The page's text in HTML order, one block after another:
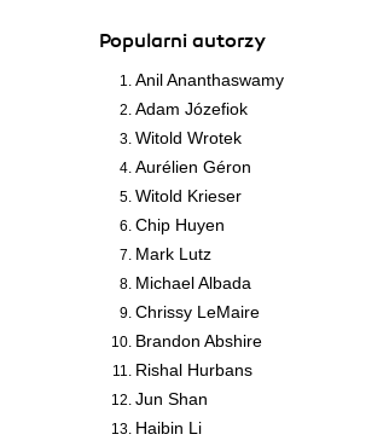
Popularni autorzy
Anil Ananthaswamy
Adam Józefiok
Witold Wrotek
Aurélien Géron
Witold Krieser
Chip Huyen
Mark Lutz
Michael Albada
Chrissy LeMaire
Brandon Abshire
Rishal Hurbans
Jun Shan
Haibin Li